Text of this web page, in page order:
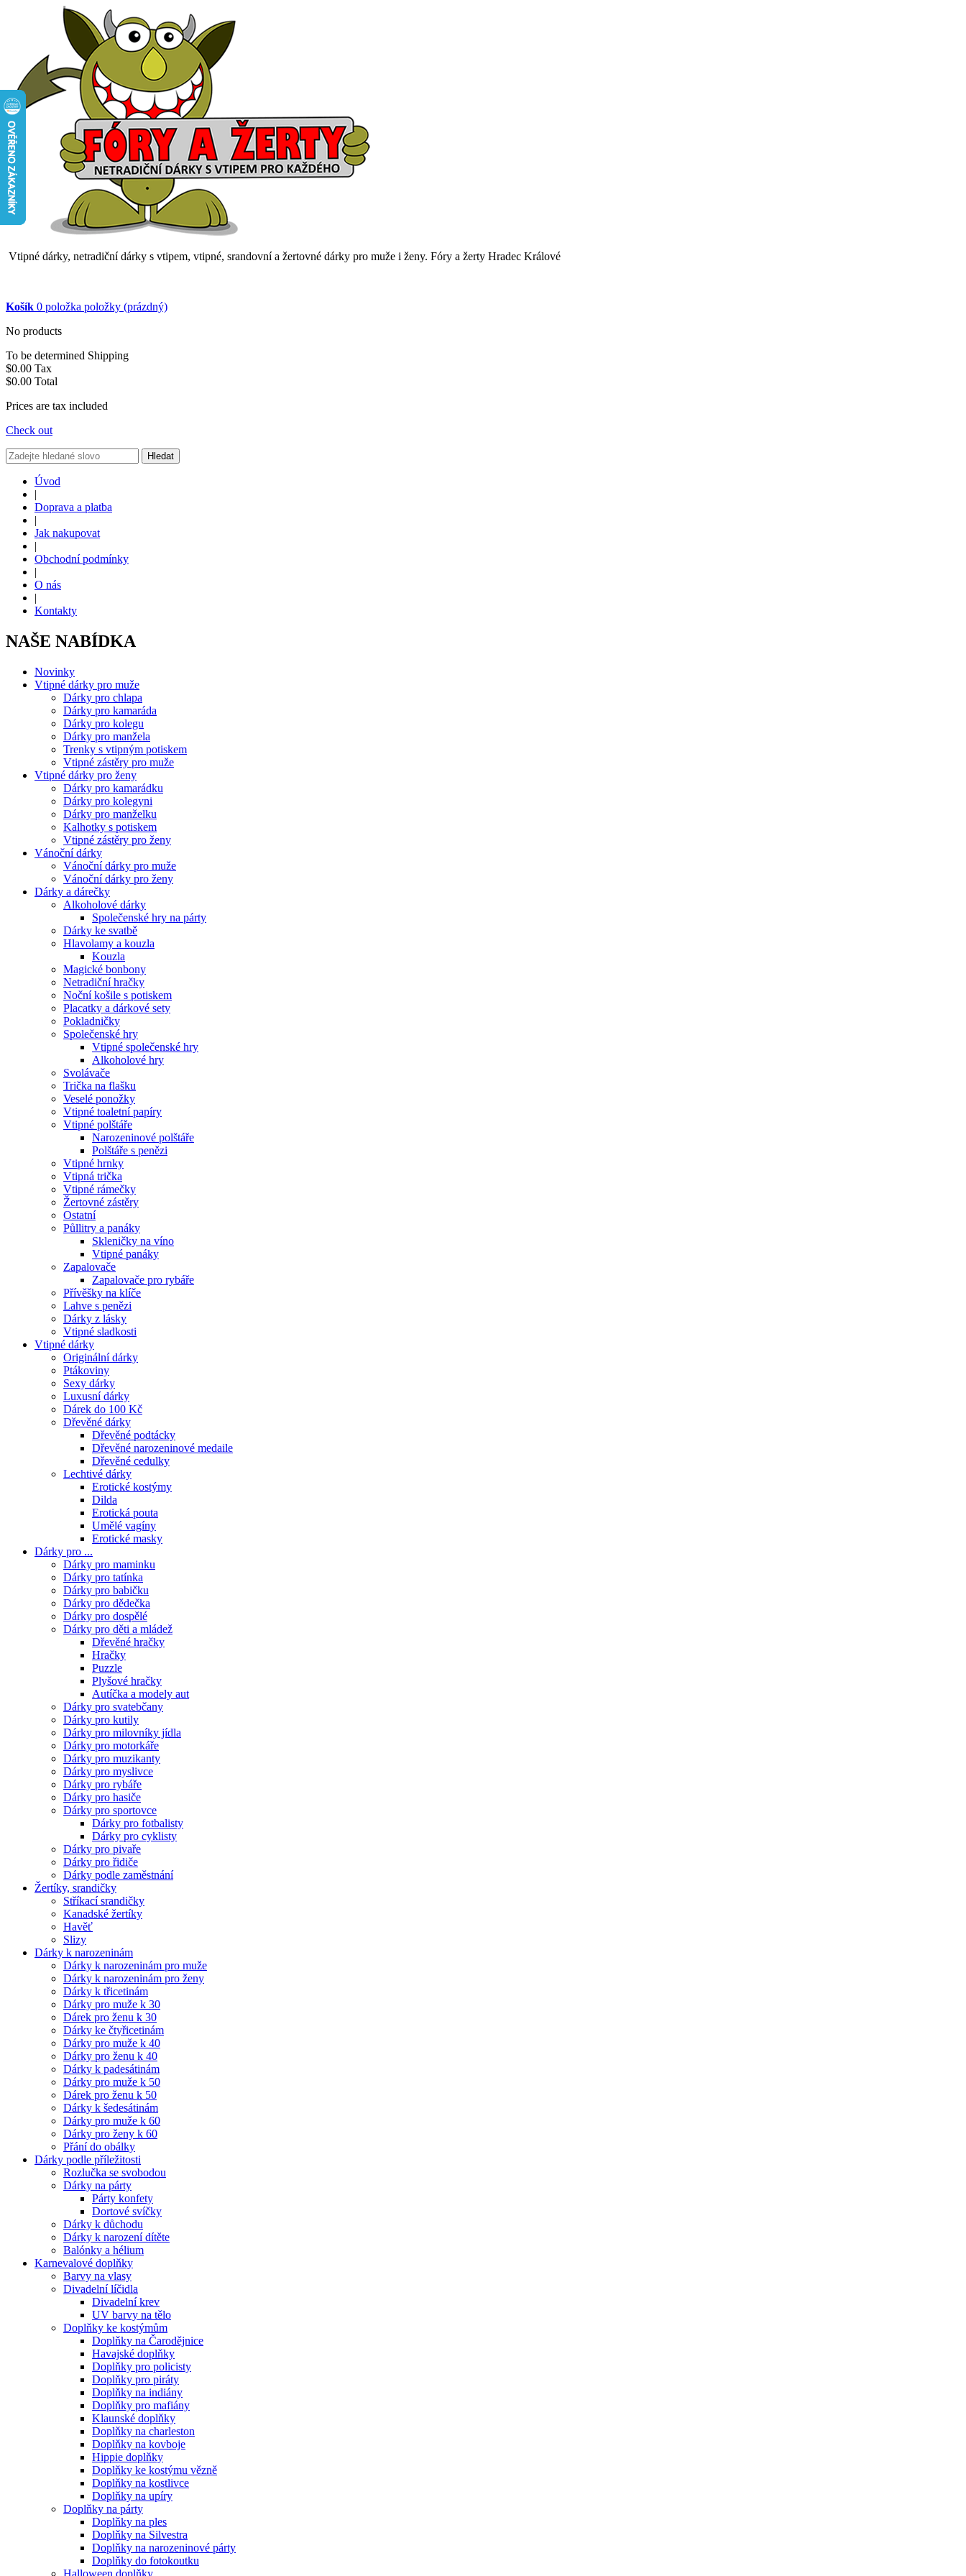
Vtipné dárky, netradiční dárky s vtipem, vtipné, srandovní a žertovné dárky pro muže i ženy. Fóry a žerty Hradec Králové
Košík 0 položka položky (prázdný)
No products
To be determined Shipping
$0.00 Tax
$0.00 Total
Prices are tax included
Check out
Hledat
Úvod
|
Doprava a platba
|
Jak nakupovat
|
Obchodní podmínky
|
O nás
|
Kontakty
NAŠE NABÍDKA
Novinky
Vtipné dárky pro muže
Dárky pro chlapa
Dárky pro kamaráda
Dárky pro kolegu
Dárky pro manžela
Trenky s vtipným potiskem
Vtipné zástěry pro muže
Vtipné dárky pro ženy
Dárky pro kamarádku
Dárky pro kolegyni
Dárky pro manželku
Kalhotky s potiskem
Vtipné zástěry pro ženy
Vánoční dárky
Vánoční dárky pro muže
Vánoční dárky pro ženy
Dárky a dárečky
Alkoholové dárky
Společenské hry na párty
Dárky ke svatbě
Hlavolamy a kouzla
Kouzla
Magické bonbony
Netradiční hračky
Noční košile s potiskem
Placatky a dárkové sety
Pokladničky
Společenské hry
Vtipné společenské hry
Alkoholové hry
Svolávače
Trička na flašku
Veselé ponožky
Vtipné toaletní papíry
Vtipné polštáře
Narozeninové polštáře
Polštáře s penězi
Vtipné hrnky
Vtipná trička
Vtipné rámečky
Žertovné zástěry
Ostatní
Půllitry a panáky
Skleničky na víno
Vtipné panáky
Zapalovače
Zapalovače pro rybáře
Přívěšky na klíče
Lahve s penězi
Dárky z lásky
Vtipné sladkosti
Vtipné dárky
Originální dárky
Ptákoviny
Sexy dárky
Luxusní dárky
Dárek do 100 Kč
Dřevěné dárky
Dřevěné podtácky
Dřevěné narozeninové medaile
Dřevěné cedulky
Lechtivé dárky
Erotické kostýmy
Dilda
Erotická pouta
Umělé vagíny
Erotické masky
Dárky pro ...
Dárky pro maminku
Dárky pro tatínka
Dárky pro babičku
Dárky pro dědečka
Dárky pro dospělé
Dárky pro děti a mládež
Dřevěné hračky
Hračky
Puzzle
Plyšové hračky
Autíčka a modely aut
Dárky pro svatebčany
Dárky pro kutily
Dárky pro milovníky jídla
Dárky pro motorkáře
Dárky pro muzikanty
Dárky pro myslivce
Dárky pro rybáře
Dárky pro hasiče
Dárky pro sportovce
Dárky pro fotbalisty
Dárky pro cyklisty
Dárky pro pivaře
Dárky pro řidiče
Dárky podle zaměstnání
Žertíky, srandičky
Stříkací srandičky
Kanadské žertíky
Havěť
Slizy
Dárky k narozeninám
Dárky k narozeninám pro muže
Dárky k narozeninám pro ženy
Dárky k třicetinám
Dárky pro muže k 30
Dárek pro ženu k 30
Dárky ke čtyřicetinám
Dárky pro muže k 40
Dárky pro ženu k 40
Dárky k padesátinám
Dárky pro muže k 50
Dárek pro ženu k 50
Dárky k šedesátinám
Dárky pro muže k 60
Dárky pro ženy k 60
Přání do obálky
Dárky podle příležitosti
Rozlučka se svobodou
Dárky na párty
Párty konfety
Dortové svíčky
Dárky k důchodu
Dárky k narození dítěte
Balónky a hélium
Karnevalové doplňky
Barvy na vlasy
Divadelní líčidla
Divadelní krev
UV barvy na tělo
Doplňky ke kostýmům
Doplňky na Čarodějnice
Havajské doplňky
Doplňky pro policisty
Doplňky pro piráty
Doplňky na indiány
Doplňky pro mafiány
Klaunské doplňky
Doplňky na charleston
Doplňky na kovboje
Hippie doplňky
Doplňky ke kostýmu vězně
Doplňky na kostlivce
Doplňky na upíry
Doplňky na párty
Doplňky na ples
Doplňky na Silvestra
Doplňky na narozeninové párty
Doplňky do fotokoutku
Halloween doplňky